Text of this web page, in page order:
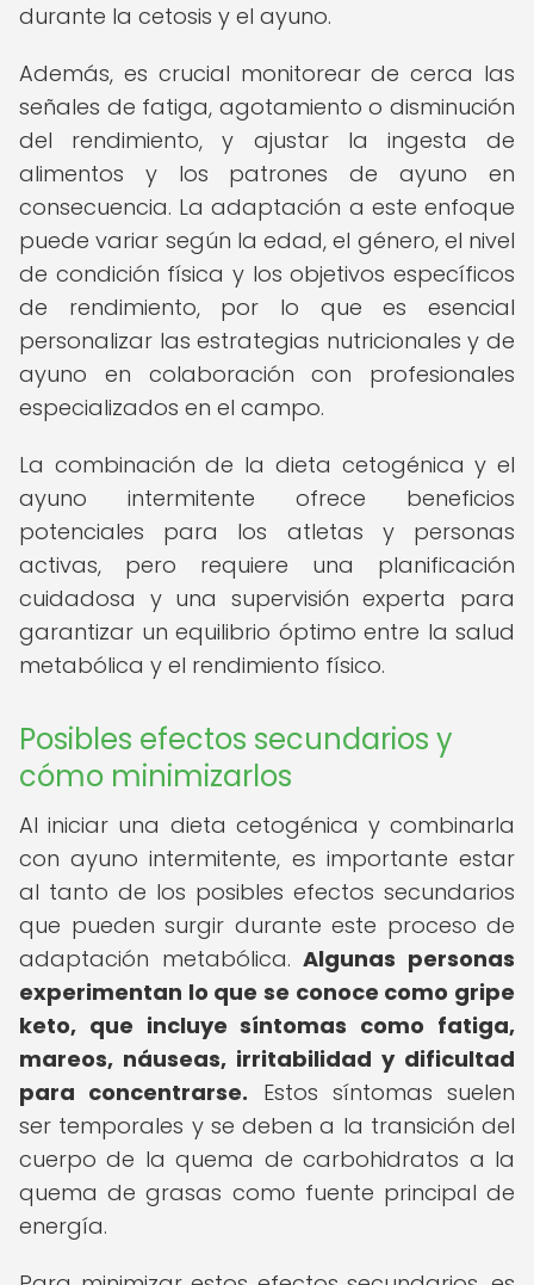
durante la cetosis y el ayuno.
Además, es crucial monitorear de cerca las
señales de fatiga, agotamiento o disminución
del rendimiento, y ajustar la ingesta de
alimentos y los patrones de ayuno en
consecuencia. La adaptación a este enfoque
puede variar según la edad, el género, el nivel
de condición física y los objetivos específicos
de rendimiento, por lo que es esencial
personalizar las estrategias nutricionales y de
ayuno en colaboración con profesionales
especializados en el campo.
La combinación de la dieta cetogénica y el
ayuno intermitente ofrece beneficios
potenciales para los atletas y personas
activas, pero requiere una planificación
cuidadosa y una supervisión experta para
garantizar un equilibrio óptimo entre la salud
metabólica y el rendimiento físico.
Posibles efectos secundarios y
cómo minimizarlos
Al iniciar una dieta cetogénica y combinarla
con ayuno intermitente, es importante estar
al tanto de los posibles efectos secundarios
que pueden surgir durante este proceso de
adaptación metabólica.Algunas personas
experimentan lo que se conoce como gripe
keto, que incluye síntomas como fatiga,
mareos, náuseas, irritabilidad y dificultad
para concentrarse. Estos síntomas suelen
ser temporales y se deben a la transición del
cuerpo de la quema de carbohidratos a la
quema de grasas como fuente principal de
energía.